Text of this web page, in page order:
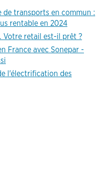
transports en commun :
rentable en 2024
Votre retail est-il prêt ?
France avec Sonepar -
l'électrification des